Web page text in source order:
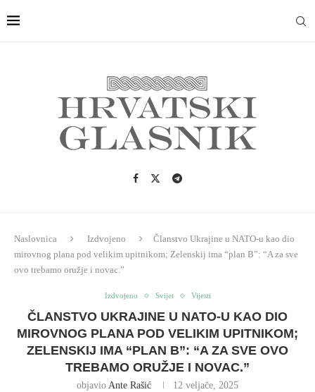
Naslovnica Izdvojeno
Članstvo Ukrajine u NATO-u kao dio
mirovnog plana pod velikim upitnikom; Zelenskij ima “plan B”: “A za sve
ovo trebamo oružje i novac.”
Izdvojeno Svijet Vijesti
ČLANSTVO UKRAJINE U NATO-U KAO DIO
MIROVNOG PLANA POD VELIKIM UPITNIKOM;
ZELENSKIJ IMA “PLAN B”: “A ZA SVE OVO
TREBAMO ORUŽJE I NOVAC.”
objavio Ante Rašić 12 veljače, 2025